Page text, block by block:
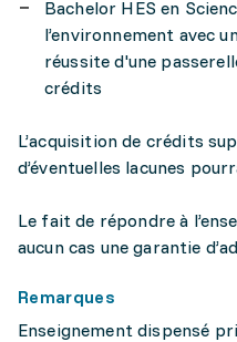
Bachelor HES en
l’environnement avec
réussite d'une
crédits
L’acquisition de crédits
d’éventuelles lacunes
Le fait de répondre à
aucun cas une garantie
Remarques
Enseignement dispensé